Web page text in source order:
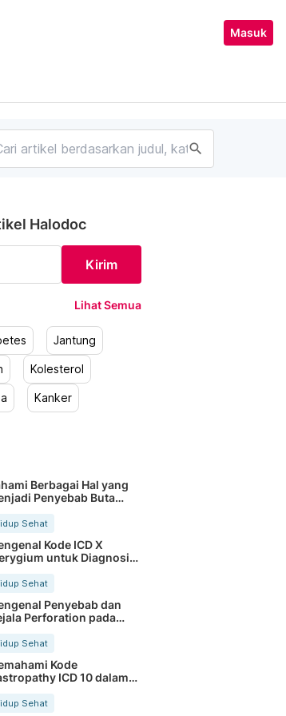
Masuk
search
Halodoc
Kirim
Lihat Semua
Jantung
Kolesterol
Kanker
Berbagai Hal yang
Penyebab Buta
Sehat
Kode ICD X
untuk Diagnosis
Sehat
Penyebab dan
Perforation pada
Sehat
Kode
ICD 10 dalam
Medis Pasien
Sehat